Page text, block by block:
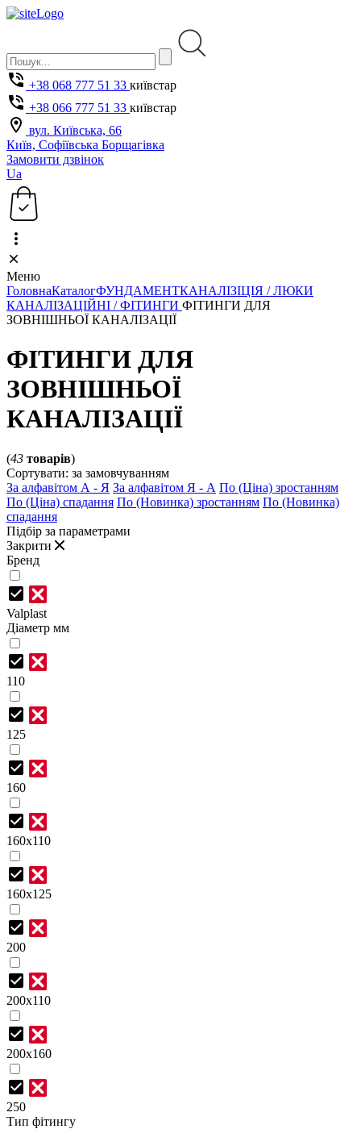
+38 068 777 51 33 київстар
+38 066 777 51 33 київстар
вул. Київська, 66
Київ, Софіївська Борщагівка
Замовити дзвінок
Ua
Меню
ГоловнаКаталогФУНДАМЕНТКАНАЛІЗІЦІЯ / ЛЮКИ
КАНАЛІЗАЦІЙНІ / ФІТИНГИ ФІТИНГИ ДЛЯ
ЗОВНІШНЬОЇ КАНАЛІЗАЦІЇ
ФІТИНГИ ДЛЯ
ЗОВНІШНЬОЇ
КАНАЛІЗАЦІЇ
(43 товарів)
Сортувати: за замовчуванням
За алфавітом А - Я За алфавітом Я - А По (Ціна) зростанням
По (Ціна) спадання По (Новинка) зростанням По (Новинка)
спадання
Підбір за параметрами
Закрити
Бренд
Valplast
Діаметр мм
110
125
160
160х110
160х125
200
200х110
200х160
250
Тип фітингу